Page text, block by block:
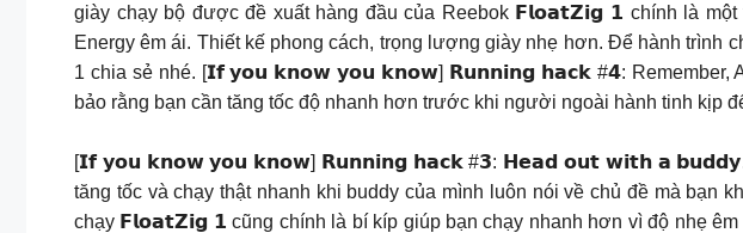
giày chạy bộ được đề xuất hàng đầu của Reebok 𝗙𝗹𝗼𝗮𝘁𝗭𝗶𝗴 𝟭 chính là
Energy êm ái. Thiết kế phong cách, trọng lượng giày nhẹ hơn. Để hành trình
1 chia sẻ nhé. [𝗜𝗳 𝘆𝗼𝘂 𝗸𝗻𝗼𝘄 𝘆𝗼𝘂 𝗸𝗻𝗼𝘄] 𝗥𝘂𝗻𝗻𝗶𝗻𝗴 𝗵𝗮𝗰𝗸 #𝟰: Remember,
bảo rằng bạn cần tăng tốc độ nhanh hơn trước khi người ngoài hành tinh kịp
[𝗜𝗳 𝘆𝗼𝘂 𝗸𝗻𝗼𝘄 𝘆𝗼𝘂 𝗸𝗻𝗼𝘄] 𝗥𝘂𝗻𝗻𝗶𝗻𝗴 𝗵𝗮𝗰𝗸 #𝟯: 𝗛𝗲𝗮𝗱 𝗼𝘂𝘁 𝘄𝗶𝘁𝗵 𝗮 𝗯𝘂𝗱𝗱𝘆…
tăng tốc và chạy thật nhanh khi buddy của mình luôn nói về chủ đề mà bạn
chạy 𝗙𝗹𝗼𝗮𝘁𝗭𝗶𝗴 𝟭 cũng chính là bí kíp giúp bạn chạy nhanh hơn vì độ nhẹ